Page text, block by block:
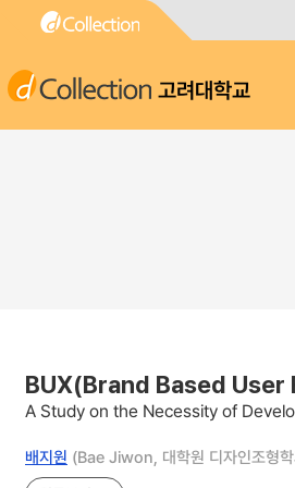
고려대학교
BUX(Brand Based User
A Study on the Necessity of
배지원 (Bae Jiwon, 대학원 디자인조형